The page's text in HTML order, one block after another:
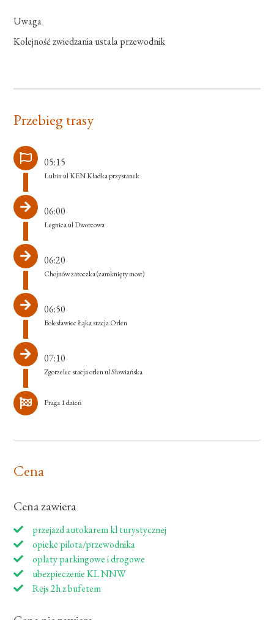
Uwaga
Kolejność zwiedzania ustala przewodnik
Przebieg trasy
05:15
Lubin ul KEN Kładka przystanek
06:00
Legnica ul Dworcowa
06:20
Chojnów zatoczka (zamknięty most)
06:50
Bolesławiec Łąka stacja Orlen
07:10
Zgorzelec stacja orlen ul Słowiańska
Praga 1 dzień
Cena
Cena zawiera
przejazd autokarem kl turystycznej
opieke pilota/przewodnika
oplaty parkingowe i drogowe
ubezpieczenie KL NNW
Rejs 2h z bufetem